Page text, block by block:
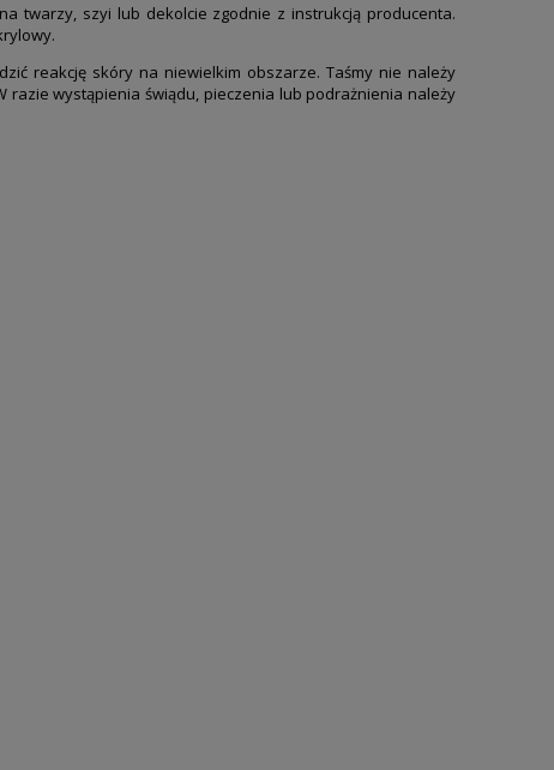
twarzy, szyi lub dekolcie zgodnie z instrukcją producenta.
reakcję skóry na niewielkim obszarze. Taśmy nie należy
razie wystąpienia świądu, pieczenia lub podrażnienia należy